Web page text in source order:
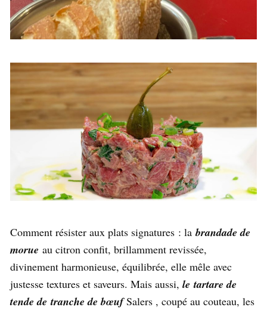
Comment résister aux plats signatures : la brandade de
morue au citron confit, brillamment revissée,
divinement harmonieuse, équilibrée, elle mêle avec
justesse textures et saveurs. Mais aussi, le tartare de
tende de tranche de bœufSalers , coupé au couteau, les